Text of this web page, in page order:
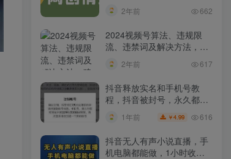
2年前 662
2024视频号算法、违规限
流、违禁词及解决方法，建
2年前 617
抖音释放实名和手机号教
程，抖音被封号，永久都可
1年前 ￥4.99 616
抖音无人有声小说直播，手
机电脑都能做，1小时收入